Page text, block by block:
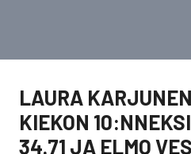
LAURA
KIEKON
34.71 JA ELMO